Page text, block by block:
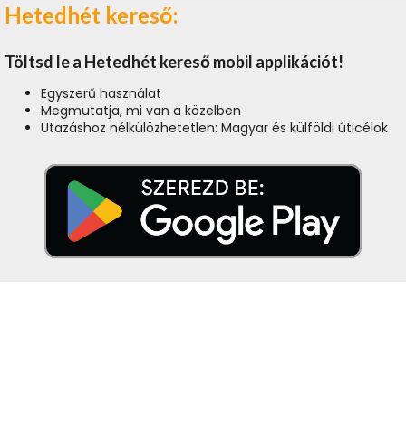
Hetedhét kereső:
Töltsd le a Hetedhét kereső mobil applikációt!
Egyszerű használat
Megmutatja, mi van a közelben
Utazáshoz nélkülözhetetlen: Magyar és külföldi úticélok